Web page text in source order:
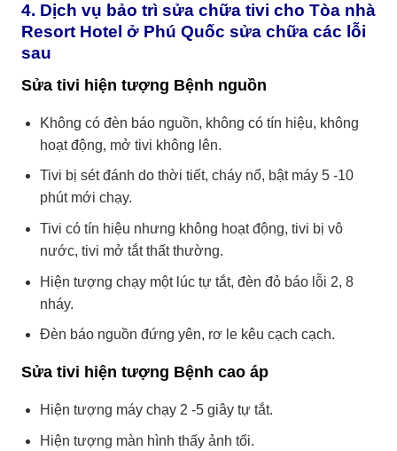
4. Dịch vụ bảo trì sửa chữa tivi cho Tòa nhà
Resort Hotel ở Phú Quốc sửa chữa các lỗi
sau
Sửa tivi hiện tượng Bệnh nguồn
Không có đèn báo nguồn, không có tín hiệu, không
hoạt động, mở tivi không lên.
Tivi bị sét đánh do thời tiết, cháy nổ, bật máy 5 -10
phút mới chạy.
Tivi có tín hiệu nhưng không hoạt động, tivi bị vô
nước, tivi mở tắt thất thường.
Hiện tượng chạy một lúc tự tắt, đèn đỏ báo lỗi 2, 8
nháy.
Đèn báo nguồn đứng yên, rơ le kêu cạch cạch.
Sửa tivi hiện tượng Bệnh cao áp
Hiện tượng máy chạy 2 -5 giây tự tắt.
Hiện tượng màn hình thấy ảnh tối.